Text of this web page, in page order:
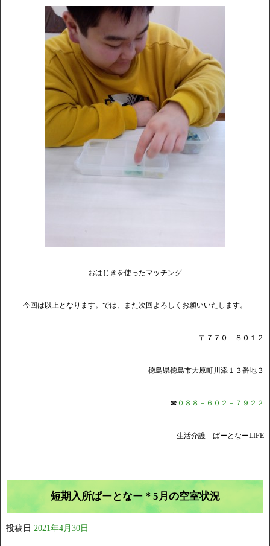
おはじきを使ったマッチング
今回は以上となります。では、また次回よろしくお願いいたします。
〒７７０－８０１２
徳島県徳島市大原町川添１３番地３
☎ ０８８－６０２－７９２２
生活介護 ぱーとなーLIFE
短期入所ぱーとなー＊5月の空室状況
投稿日 2021年4月30日